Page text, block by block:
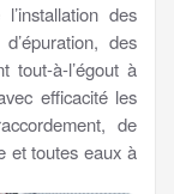
des
des
tout-à-l’égout à
efficacité les
de
et toutes eaux à